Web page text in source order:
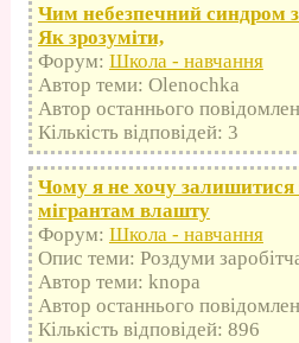
Чим небезпечний синдром
Як зрозуміти,
Форум: Школа - навчання
Автор теми: Olenochka
Автор останнього
Кількість відповідей: 3
Чому я не хочу
мігрантам влашту
Форум: Школа - навчання
Опис теми: Роздуми
Автор теми: knopa
Автор останнього
Кількість відповідей: 896